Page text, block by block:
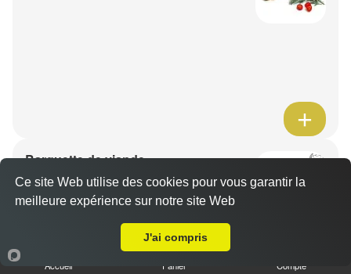
Barquette de viande
Dès7.50 €
1 viande au choix
Accueil Panier Compte
Ce site Web utilise des cookies pour vous garantir la
meilleure expérience sur notre site Web
J'ai compris